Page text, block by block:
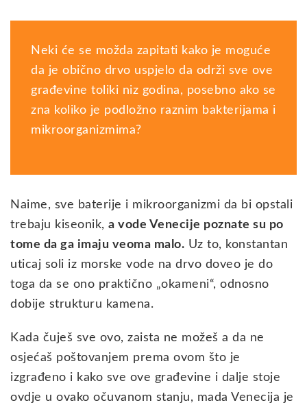
Neki će se možda zapitati kako je moguće
da je obično drvo uspjelo da održi sve ove
građevine toliki niz godina, posebno ako se
zna koliko je podložno raznim bakterijama i
mikroorganizmima?
Naime, sve baterije i mikroorganizmi da bi opstali
trebaju kiseonik, a vode Venecije poznate su po
tome da ga imaju veoma malo. Uz to, konstantan
uticaj soli iz morske vode na drvo doveo je do
toga da se ono praktično „okameni“, odnosno
dobije strukturu kamena.
Kada čuješ sve ovo, zaista ne možeš a da ne
osjećaš poštovanjem prema ovom što je
izgrađeno i kako sve ove građevine i dalje stoje
ovdje u ovako očuvanom stanju, mada Venecija je